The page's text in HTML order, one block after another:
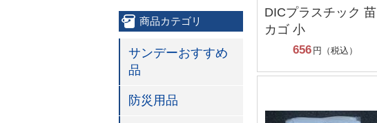
DICプラスチック 苗
カゴ 小
656 円（税込）
商品カテゴリ
サンデーおすすめ
品
防災用品